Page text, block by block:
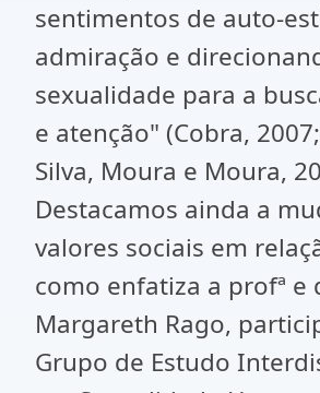
sentimentos de auto-
admiração e
sexualidade para a
e atenção" (Cobra,
Silva, Moura e Moura,
Destacamos ainda a
valores sociais em
como enfatiza a profª e
Margareth Rago,
Grupo de Estudo